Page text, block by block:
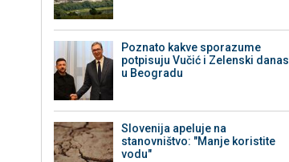
Poznato kakve sporazume
potpisuju Vučić i Zelenski danas
u Beogradu
Slovenija apeluje na
stanovništvo: "Manje koristite
vodu"